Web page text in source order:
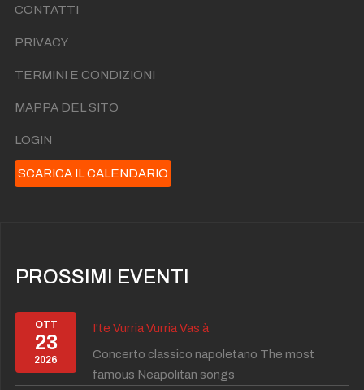
CONTATTI
PRIVACY
TERMINI E CONDIZIONI
MAPPA DEL SITO
LOGIN
SCARICA IL CALENDARIO
PROSSIMI EVENTI
OTT
23
2026
I'te Vurria Vurria Vas à
Concerto classico napoletano The most
famous Neapolitan songs